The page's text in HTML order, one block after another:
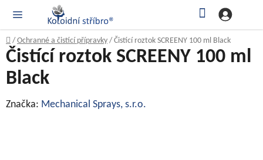
obsah
Domů
/ Ochranné a čistící přípravky / Čistící roztok SCREENY 100 ml Black
Čistící roztok SCREENY 100 ml
Black
Značka: Mechanical Sprays, s.r.o.